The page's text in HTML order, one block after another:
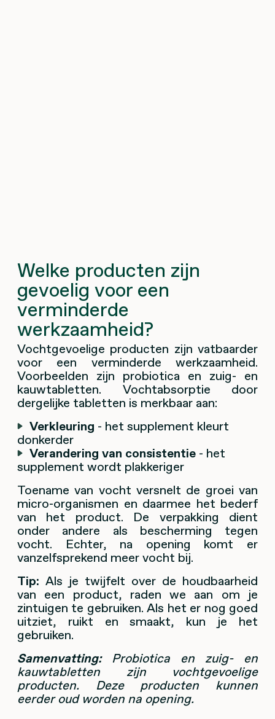
Welke producten zijn
gevoelig voor een
verminderde
werkzaamheid?
Vochtgevoelige producten zijn vatbaarder
voor een verminderde werkzaamheid.
Voorbeelden zijn probiotica en zuig- en
kauwtabletten. Vochtabsorptie door
dergelijke tabletten is merkbaar aan:
Verkleuring - het supplement kleurt
donkerder
Verandering van consistentie - het
supplement wordt plakkeriger
Toename van vocht versnelt de groei van
micro-organismen en daarmee het bederf
van het product. De verpakking dient
onder andere als bescherming tegen
vocht. Echter, na opening komt er
vanzelfsprekend meer vocht bij.
Tip: Als je twijfelt over de houdbaarheid
van een product, raden we aan om je
zintuigen te gebruiken. Als het er nog goed
uitziet, ruikt en smaakt, kun je het
gebruiken.
Samenvatting:Probiotica en zuig- en
kauwtabletten zijn vochtgevoelige
producten. Deze producten kunnen
eerder oud worden na opening.